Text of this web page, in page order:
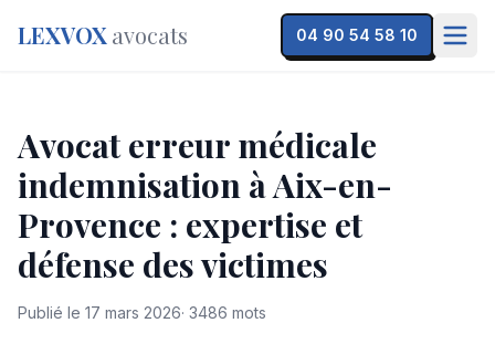
LEXVOX avocats 04 90 54 58 10
Avocat erreur médicale
indemnisation à Aix-en-
Provence : expertise et
défense des victimes
Publié le 17 mars 2026· 3486 mots